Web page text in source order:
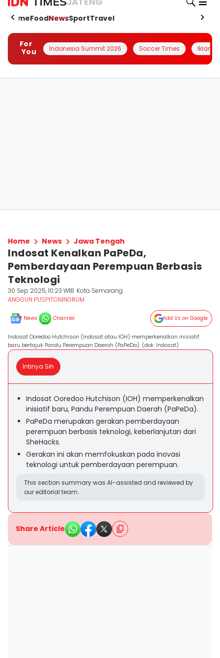
HomeFoodNewsSportTravel
For
You
Indonesia Summit 2026 Soccer Times Iklanin
Home News Jawa Tengah
Indosat Kenalkan PaPeDa,
Pemberdayaan Perempuan Berbasis
Teknologi
30 Sep 2025, 10:23 WIB Kota Semarang
ANGGUN PUSPITONINGRUM
News Channel Add Us on Google
Indosat Ooredoo Hutchison (Indosat atau IOH) memperkenalkan inisiatif
baru bertajuk Pandu Perempuan Daerah (PaPeDa). (dok. Indosat)
Intinya Sih
Indosat Ooredoo Hutchison (IOH) memperkenalkan
inisiatif baru, Pandu Perempuan Daerah (PaPeDa).
PaPeDa merupakan gerakan pemberdayaan
perempuan berbasis teknologi, keberlanjutan dari
SheHacks.
Gerakan ini akan memfokuskan pada inovasi
teknologi untuk pemberdayaan perempuan.
This section summary was AI-assisted and reviewed by
our editorial team.
Share Article